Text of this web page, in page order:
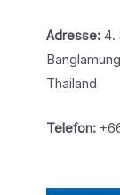
Adresse:4.
Thailand
Telefon: